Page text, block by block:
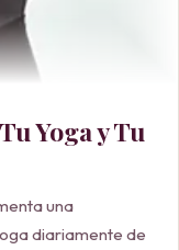
Yoga y Tu
una
diariamente de